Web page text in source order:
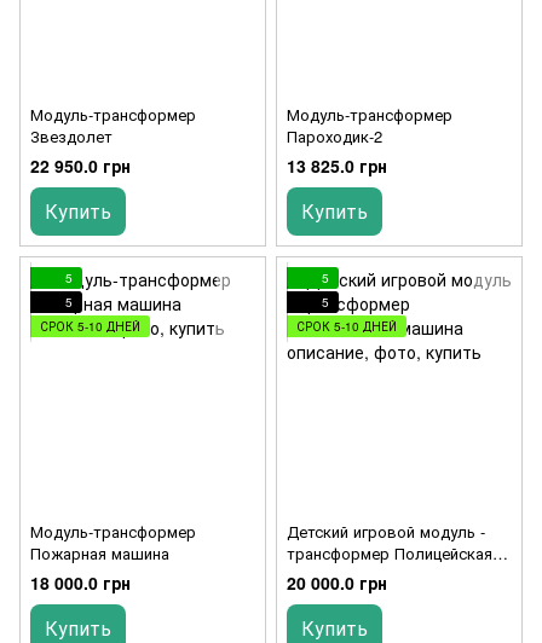
Модуль-трансформер
Звездолет
22 950.0 грн
Купить
Модуль-трансформер
Пароходик-2
13 825.0 грн
Купить
5
5
СРОК 5-10 ДНЕЙ
Модуль-трансформер
Пожарная машина
18 000.0 грн
Купить
5
5
СРОК 5-10 ДНЕЙ
Детский игровой модуль -
трансформер Полицейская
машина
20 000.0 грн
Купить